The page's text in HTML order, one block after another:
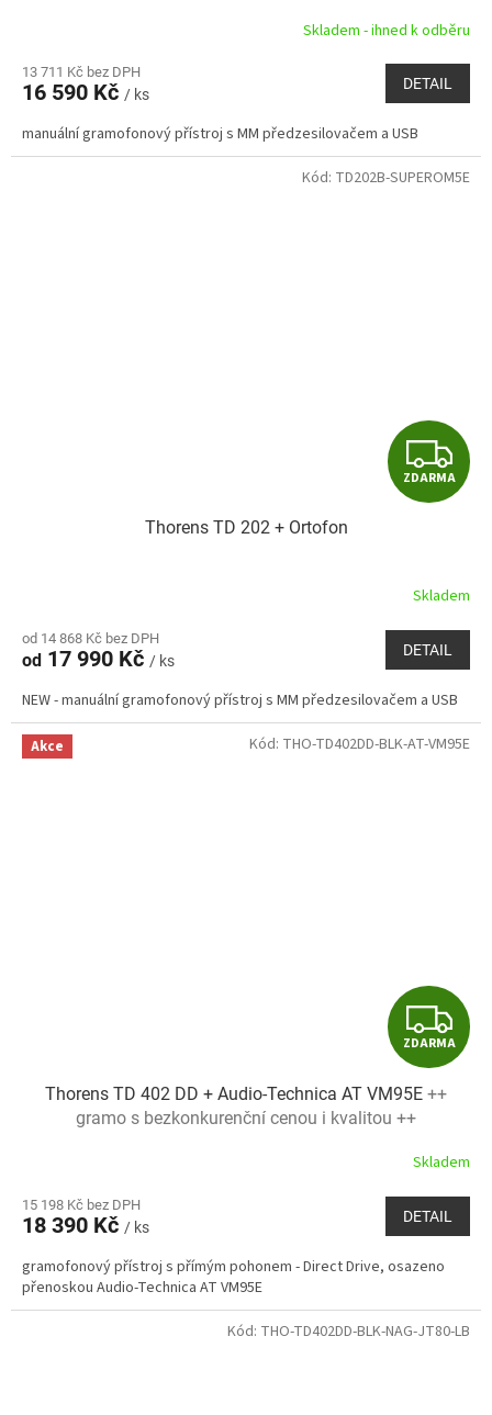
R
M
A
Skladem - ihned k odběru
13 711 Kč bez DPH
16 590 Kč / ks
DETAIL
manuální gramofonový přístroj s MM předzesilovačem a USB
Z
D
R
M
A
ZDARMA
Thorens TD 202 + Ortofon
Skladem
od 14 868 Kč bez DPH
od 17 990 Kč / ks
DETAIL
NEW - manuální gramofonový přístroj s MM předzesilovačem a USB
Kód: TD202B-SUPEROM5E
Akce
Z
D
R
M
A
ZDARMA
Thorens TD 402 DD + Audio-Technica AT VM95E ++
gramo s bezkonkurenční cenou i kvalitou ++
Skladem
15 198 Kč bez DPH
18 390 Kč / ks
DETAIL
gramofonový přístroj s přímým pohonem - Direct Drive, osazeno
přenoskou Audio-Technica AT VM95E
Kód: THO-TD402DD-BLK-AT-VM95E
Kód: THO-TD402DD-BLK-NAG-JT80-LB